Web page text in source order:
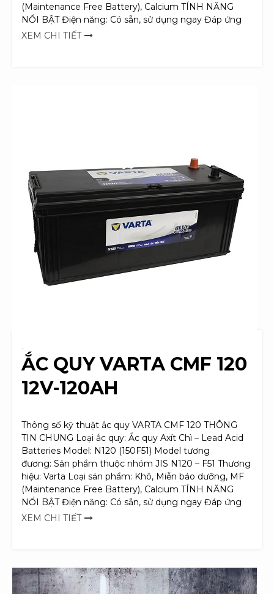
(Maintenance Free Battery), Calcium TÍNH NĂNG
NỔI BẬT Điện năng: Có sẵn, sử dụng ngay Đáp ứng
XEM CHI TIẾT
ẮC QUY VARTA CMF 120
12V-120AH
Thông số kỹ thuật ắc quy VARTA CMF 120 THÔNG
TIN CHUNG Loại ắc quy: Ắc quy Axít Chì – Lead Acid
Batteries Model: N120 (150F51) Model tương
đương: Sản phẩm thuộc nhóm JIS N120 – F51 Thương
hiệu: Varta Loại sản phẩm: Khô, Miễn bảo dưỡng, MF
(Maintenance Free Battery), Calcium TÍNH NĂNG
NỔI BẬT Điện năng: Có sẵn, sử dụng ngay Đáp ứng
XEM CHI TIẾT